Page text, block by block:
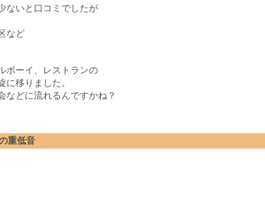
ないと口コミでしたが
など
ボーイ、レストランの
移りました。
などに流れるんですかね？
重低音